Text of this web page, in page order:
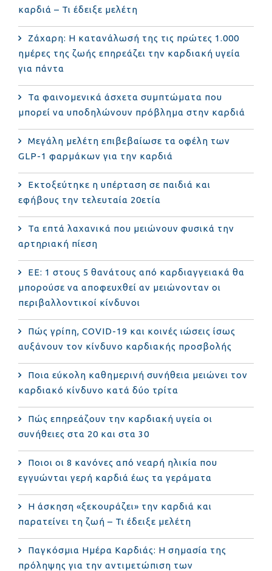
καρδιά – Τι έδειξε μελέτη
Ζάχαρη: Η κατανάλωσή της τις πρώτες 1.000
ημέρες της ζωής επηρεάζει την καρδιακή υγεία
για πάντα
Τα φαινομενικά άσχετα συμπτώματα που
μπορεί να υποδηλώνουν πρόβλημα στην καρδιά
Μεγάλη μελέτη επιβεβαίωσε τα οφέλη των
GLP-1 φαρμάκων για την καρδιά
Εκτοξεύτηκε η υπέρταση σε παιδιά και
εφήβους την τελευταία 20ετία
Τα επτά λαχανικά που μειώνουν φυσικά την
αρτηριακή πίεση
ΕΕ: 1 στους 5 θανάτους από καρδιαγγειακά θα
μπορούσε να αποφευχθεί αν μειώνονταν οι
περιβαλλοντικοί κίνδυνοι
Πώς γρίπη, COVID-19 και κοινές ιώσεις ίσως
αυξάνουν τον κίνδυνο καρδιακής προσβολής
Ποια εύκολη καθημερινή συνήθεια μειώνει τον
καρδιακό κίνδυνο κατά δύο τρίτα
Πώς επηρεάζουν την καρδιακή υγεία οι
συνήθειες στα 20 και στα 30
Ποιοι οι 8 κανόνες από νεαρή ηλικία που
εγγυώνται γερή καρδιά έως τα γεράματα
Η άσκηση «ξεκουράζει» την καρδιά και
παρατείνει τη ζωή – Τι έδειξε μελέτη
Παγκόσμια Ημέρα Καρδιάς: Η σημασία της
πρόληψης για την αντιμετώπιση των